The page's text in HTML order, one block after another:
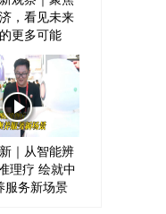
，看见未来
更多可能
｜从智能辨
理疗 绘就中
服务新场景